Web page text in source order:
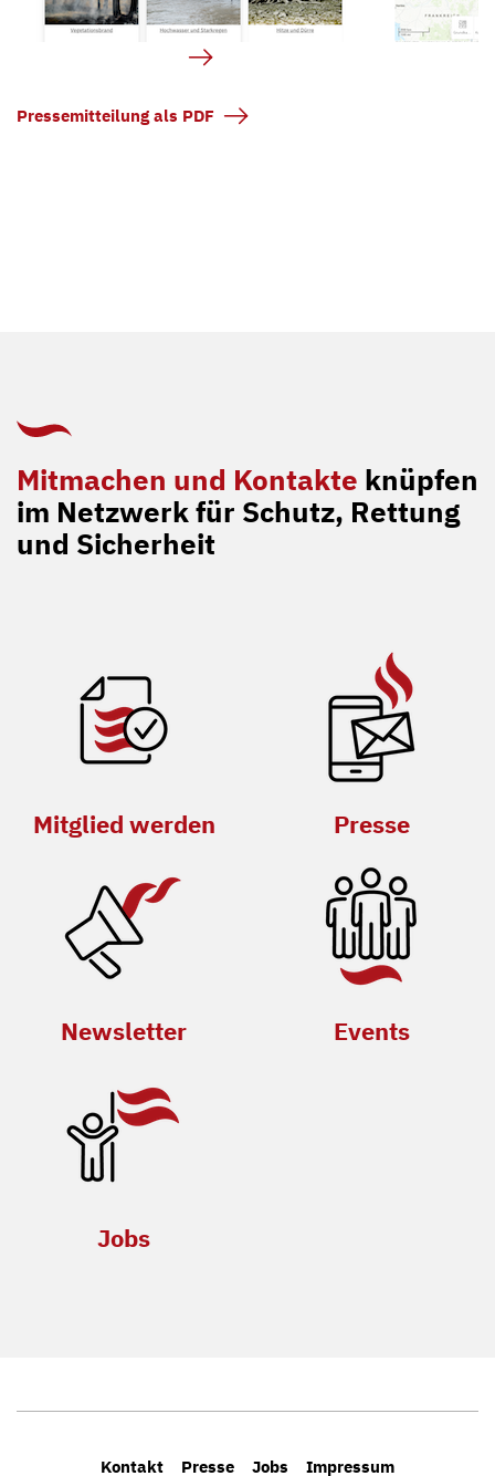
Pressemitteilung als PDF
Mitmachen und Kontakte knüpfen
im Netzwerk für Schutz, Rettung
und Sicherheit
Mitglied werden Presse
Newsletter Events
Jobs
Kontakt Presse Jobs Impressum